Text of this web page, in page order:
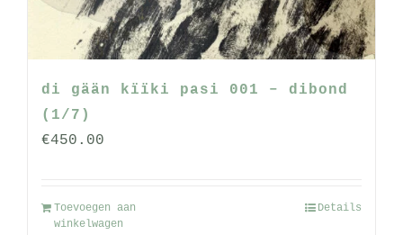
di gään kïïki pasi 001 – dibond
(1/7)
€450.00
Toevoegen aan
winkelwagen
Details